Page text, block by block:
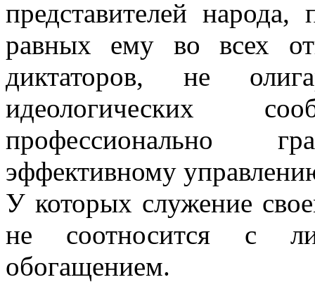
представителей
равных ему во всех
диктаторов, не
идеологических
профессионально
эффективному
У которых служение
не соотносится с
обогащением.